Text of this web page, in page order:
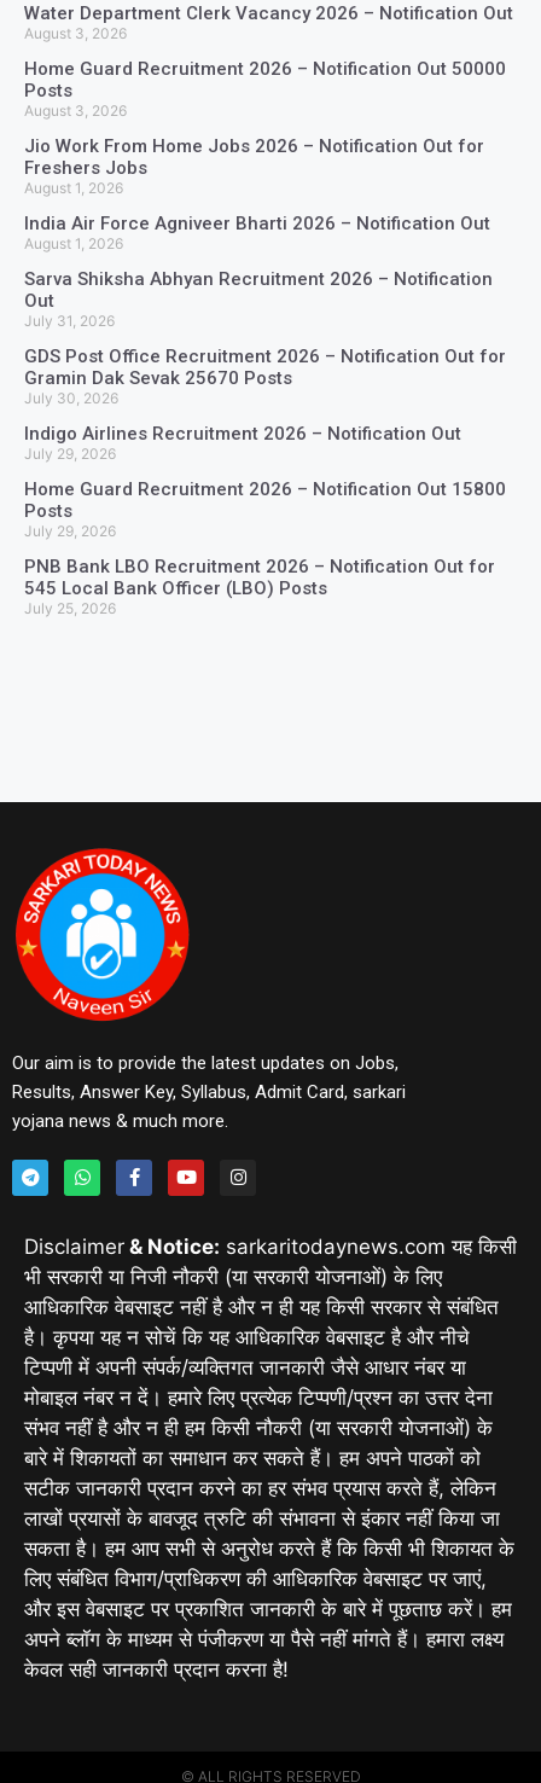
Water Department Clerk Vacancy 2026 – Notification Out
August 3, 2026
Home Guard Recruitment 2026 – Notification Out 50000
Posts
August 3, 2026
Jio Work From Home Jobs 2026 – Notification Out for
Freshers Jobs
August 1, 2026
India Air Force Agniveer Bharti 2026 – Notification Out
August 1, 2026
Sarva Shiksha Abhyan Recruitment 2026 – Notification
Out
July 31, 2026
GDS Post Office Recruitment 2026 – Notification Out for
Gramin Dak Sevak 25670 Posts
July 30, 2026
Indigo Airlines Recruitment 2026 – Notification Out
July 29, 2026
Home Guard Recruitment 2026 – Notification Out 15800
Posts
July 29, 2026
PNB Bank LBO Recruitment 2026 – Notification Out for
545 Local Bank Officer (LBO) Posts
July 25, 2026
Our aim is to provide the latest updates on Jobs,
Results, Answer Key, Syllabus, Admit Card, sarkari
yojana news & much more.
Disclaimer & Notice: sarkaritodaynews.com यह किसी
भी सरकारी या निजी नौकरी (या सरकारी योजनाओं) के लिए
आधिकारिक वेबसाइट नहीं है और न ही यह किसी सरकार से संबंधित
है। कृपया यह न सोचें कि यह आधिकारिक वेबसाइट है और नीचे
टिप्पणी में अपनी संपर्क/व्यक्तिगत जानकारी जैसे आधार नंबर या
मोबाइल नंबर न दें। हमारे लिए प्रत्येक टिप्पणी/प्रश्न का उत्तर देना
संभव नहीं है और न ही हम किसी नौकरी (या सरकारी योजनाओं) के
बारे में शिकायतों का समाधान कर सकते हैं। हम अपने पाठकों को
सटीक जानकारी प्रदान करने का हर संभव प्रयास करते हैं, लेकिन
लाखों प्रयासों के बावजूद त्रुटि की संभावना से इंकार नहीं किया जा
सकता है। हम आप सभी से अनुरोध करते हैं कि किसी भी शिकायत के
लिए संबंधित विभाग/प्राधिकरण की आधिकारिक वेबसाइट पर जाएं,
और इस वेबसाइट पर प्रकाशित जानकारी के बारे में पूछताछ करें। हम
अपने ब्लॉग के माध्यम से पंजीकरण या पैसे नहीं मांगते हैं। हमारा लक्ष्य
केवल सही जानकारी प्रदान करना है!
© ALL RIGHTS RESERVED​